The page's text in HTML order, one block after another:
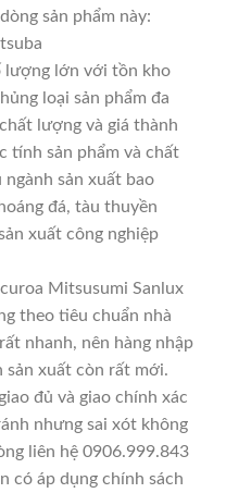
sản phẩm này:
lượng lớn với tồn kho
loại sản phẩm đa
lượng và giá thành
tính sản phẩm và chất
sản xuất bao
đá, tàu thuyền
xuất công nghiệp
Mitsusumi Sanlux
theo tiêu chuẩn nhà
nhanh, nên hàng nhập
sản xuất còn rất mới.
đủ và giao chính xác
nhưng sai xót không
liên hệ 0906.999.843
có áp dụng chính sách